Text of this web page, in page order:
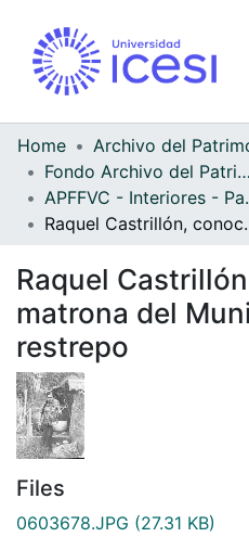
Home
Fondo Archivo del Patrimonio Fotográfico y Fílmico del Valle del Cauca
Raquel
Raquel
matrona del
restrepo
Files
0603678.JPG (27.31 KB)